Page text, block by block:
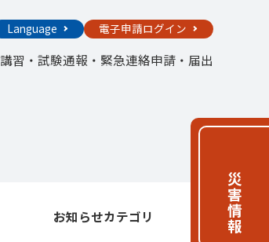
Language 電子申請ログイン
講習・試験通報・緊急連絡申請・届出
災害情報
お知らせカテゴリ